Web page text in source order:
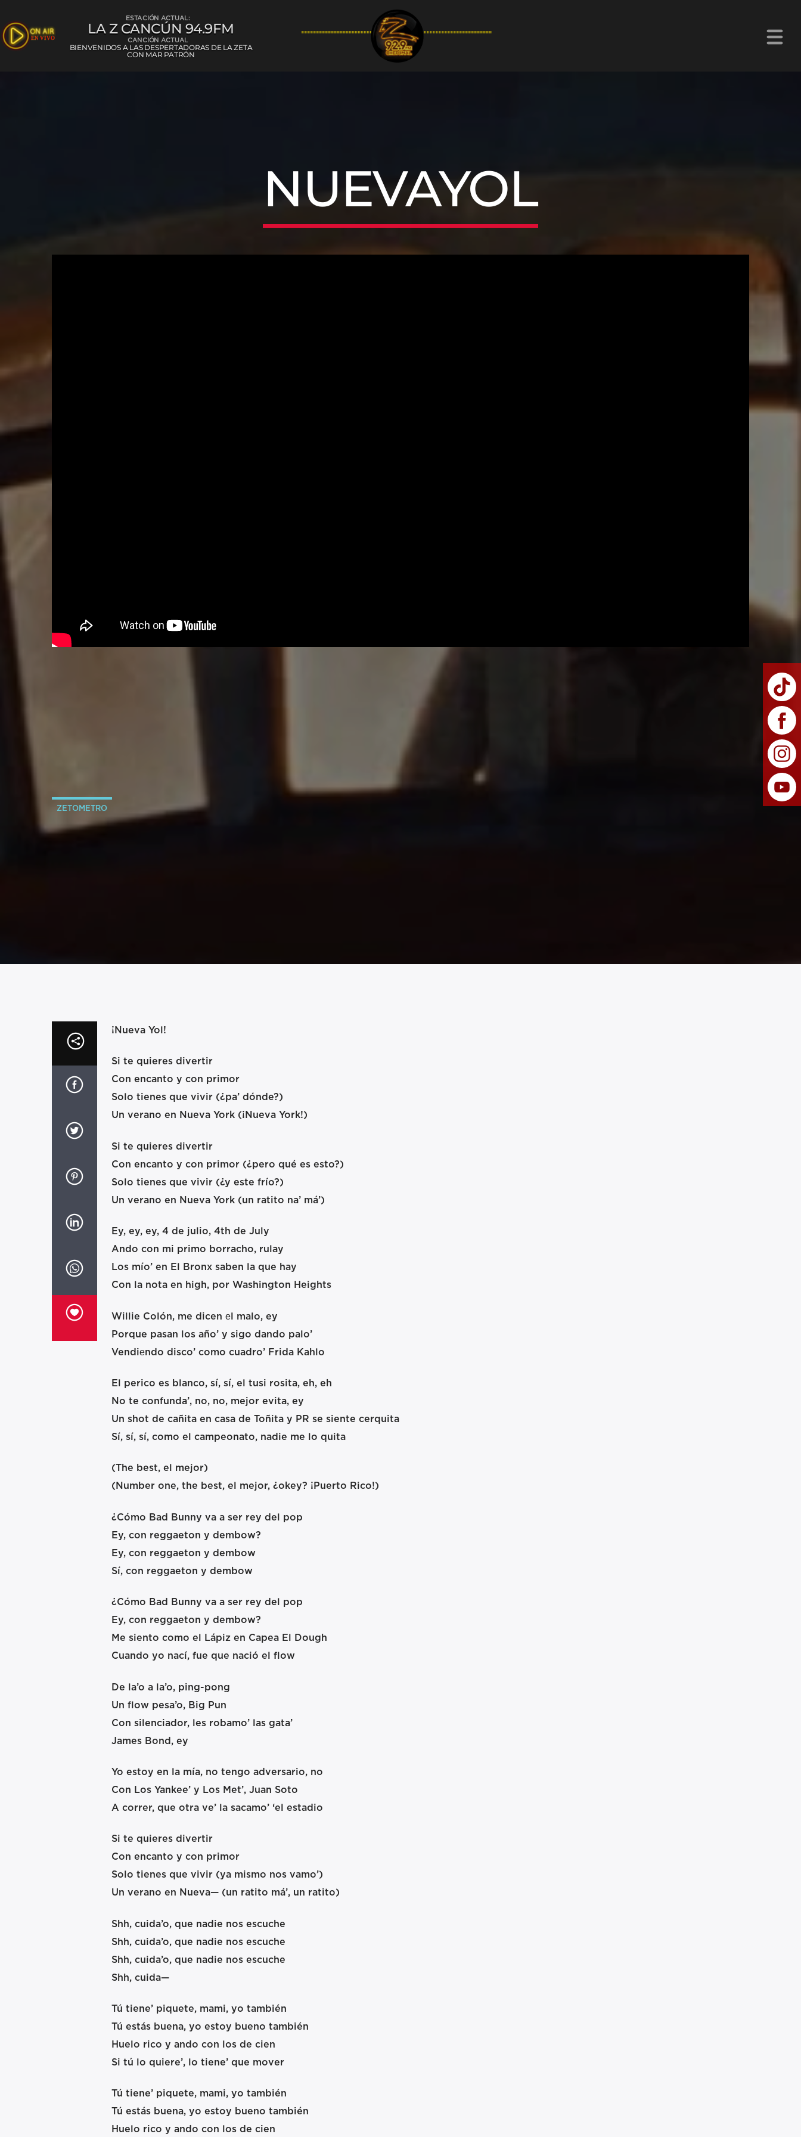
ESTACIÓN ACTUAL:
LA Z CANCÚN 94.9FM
CANCIÓN ACTUAL
BIENVENIDOS A LAS DESPERTADORAS DE LA ZETA
CON MAR PATRÓN
NUEVAYOL
ZETOMETRO
¡Nueva Yol!
Si te quieres divertir
Con encanto y con primor
Solo tienes que vivir (¿pa’ dónde?)
Un verano en Nueva York (¡Nueva York!)
Si te quieres divertir
Con encanto y con primor (¿pero qué es esto?)
Solo tienes que vivir (¿y este frío?)
Un verano en Nueva York (un ratito na’ má’)
Ey, ey, ey, 4 de julio, 4th de July
Ando con mi primo borracho, rulay
Los mío’ en El Bronx saben la que hay
Con la nota en high, por Washington Heights
Willie Colón, me dicen еl malo, ey
Porque pasan los año’ y sigo dando palo’
Vendiеndo disco’ como cuadro’ Frida Kahlo
El perico es blanco, sí, sí, el tusi rosita, eh, eh
No te confunda’, no, no, mejor evita, ey
Un shot de cañita en casa de Toñita y PR se siente cerquita
Sí, sí, sí, como el campeonato, nadie me lo quita
(The best, el mejor)
(Number one, the best, el mejor, ¿okey? ¡Puerto Rico!)
¿Cómo Bad Bunny va a ser rey del pop
Ey, con reggaeton y dembow?
Ey, con reggaeton y dembow
Sí, con reggaeton y dembow
¿Cómo Bad Bunny va a ser rey del pop
Ey, con reggaeton y dembow?
Me siento como el Lápiz en Capea El Dough
Cuando yo nací, fue que nació el flow
De la’o a la’o, ping-pong
Un flow pesa’o, Big Pun
Con silenciador, les robamo’ las gata’
James Bond, ey
Yo estoy en la mía, no tengo adversario, no
Con Los Yankee’ y Los Met’, Juan Soto
A correr, que otra ve’ la sacamo’ ‘el estadio
Si te quieres divertir
Con encanto y con primor
Solo tienes que vivir (ya mismo nos vamo’)
Un verano en Nueva— (un ratito má’, un ratito)
Shh, cuida’o, que nadie nos escuche
Shh, cuida’o, que nadie nos escuche
Shh, cuida’o, que nadie nos escuche
Shh, cuida—
Tú tiene’ piquete, mami, yo también
Tú estás buena, yo estoy bueno también
Huelo rico y ando con los de cien
Si tú lo quiere’, lo tiene’ que mover
Tú tiene’ piquete, mami, yo también
Tú estás buena, yo estoy bueno también
Huelo rico y ando con los de cien